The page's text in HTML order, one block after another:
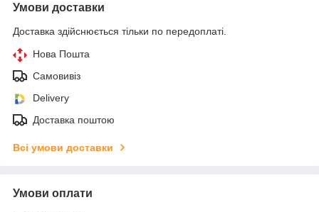
Умови доставки
Доставка здійснюється тільки по передоплаті.
Нова Пошта
Самовивіз
Delivery
Доставка поштою
Всі умови доставки
Умови оплати